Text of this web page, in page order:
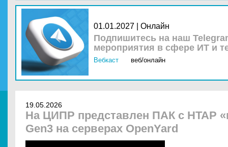
01.01.2027 | Онлайн
Подпишитесь на наш
мероприятия в сфере ИТ и
Вебкаст веб/онлайн
19.05.2026
На ЦИПР представлен ПАК с HTAP
Gen3 на серверах OpenYard